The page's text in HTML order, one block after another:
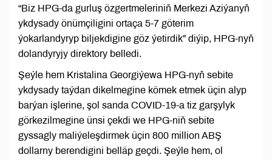
“Biz HPG-da gurluş özgertmeleriniň Merkezi Aziýanyň
ykdysady önümçiligini ortaça 5-7 göterim
ýokarlandyryp biljekdigine göz ýetirdik” diýip, HPG-nyň
dolandyryjy direktory belledi.
Şeýle hem Kristalina Georgiýewa HPG-nyň sebite
ykdysady taýdan dikelmegine kömek etmek üçin alyp
barýan işlerine, şol sanda COVID-19-a tiz garşylyk
görkezilmegine ünsi çekdi we HPG-niň sebite
gyssagly maliýeleşdirmek üçin 800 million ABŞ
dollarny berendigini belläp geçdi. Şeýle hem, ol